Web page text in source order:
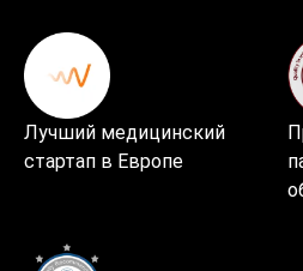
Лучший медицинский
стартап в Европе